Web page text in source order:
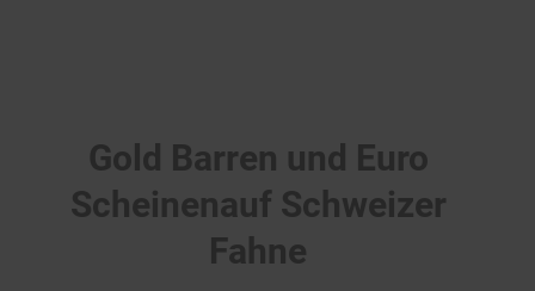
Gold Barren und Euro
Scheinenauf Schweizer
Fahne